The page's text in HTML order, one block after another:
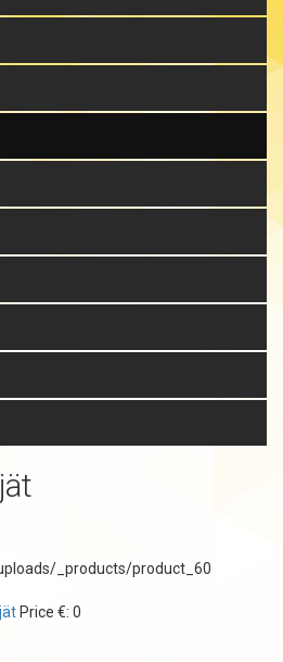
_products/product_60
Price €: 0